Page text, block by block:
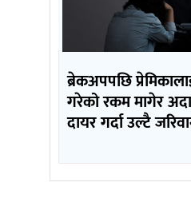
ब्रेकअपपछि
गरेको रकम मागेर
दायर गर्दा उल्टै